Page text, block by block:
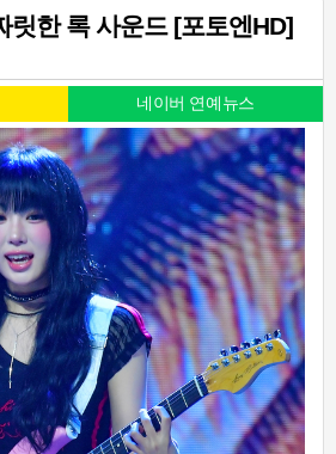
릿한 록 사운드 [포토엔HD]
네이버 연예뉴스